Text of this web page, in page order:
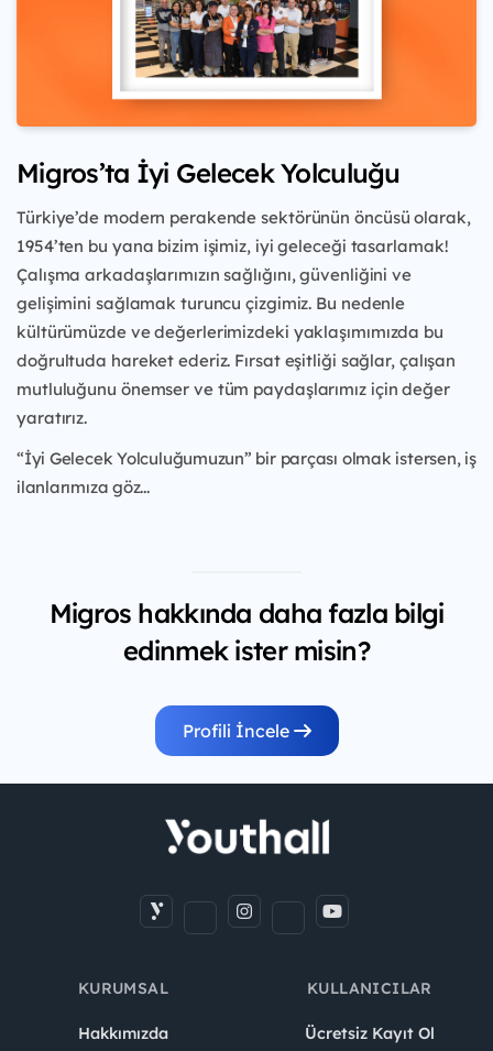
Migros’ta İyi Gelecek Yolculuğu
Türkiye’de modern perakende sektörünün öncüsü olarak,
1954’ten bu yana bizim işimiz, iyi geleceği tasarlamak!
Çalışma arkadaşlarımızın sağlığını, güvenliğini ve
gelişimini sağlamak turuncu çizgimiz. Bu nedenle
kültürümüzde ve değerlerimizdeki yaklaşımımızda bu
doğrultuda hareket ederiz. Fırsat eşitliği sağlar, çalışan
mutluluğunu önemser ve tüm paydaşlarımız için değer
yaratırız.
“İyi Gelecek Yolculuğumuzun” bir parçası olmak istersen, iş
ilanlarımıza göz...
Migros hakkında daha fazla bilgi
edinmek ister misin?
Profili İncele
KURUMSAL
Hakkımızda
KULLANICILAR
Ücretsiz Kayıt Ol